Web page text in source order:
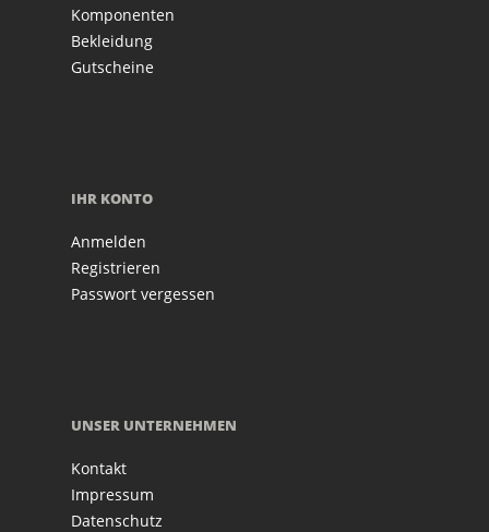
Komponenten
Bekleidung
Gutscheine
IHR KONTO
Anmelden
Registrieren
Passwort vergessen
UNSER UNTERNEHMEN
Kontakt
Impressum
Datenschutz